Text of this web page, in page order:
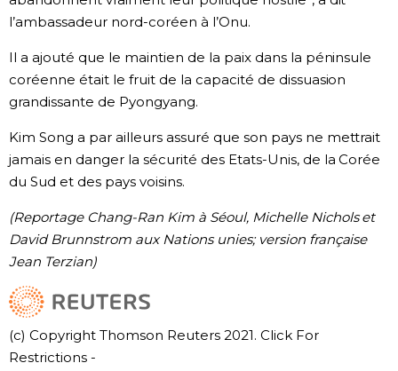
l’ambassadeur nord-coréen à l’Onu.
Il a ajouté que le maintien de la paix dans la péninsule
coréenne était le fruit de la capacité de dissuasion
grandissante de Pyongyang.
Kim Song a par ailleurs assuré que son pays ne mettrait
jamais en danger la sécurité des Etats-Unis, de la Corée
du Sud et des pays voisins.
(Reportage Chang-Ran Kim à Séoul, Michelle Nichols et
David Brunnstrom aux Nations unies; version française
Jean Terzian)
(c) Copyright Thomson Reuters 2021. Click For
Restrictions -